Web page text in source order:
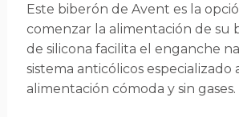
Este biberón de Avent es la
comenzar la alimentación de su
de silicona facilita el enganche
sistema anticólicos especializado
alimentación cómoda y sin gases.